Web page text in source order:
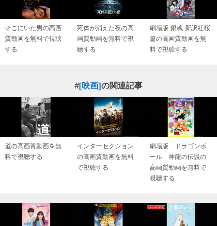
そこにいた男の高画
質動画を無料で視聴
する
死体が消えた夜の高
画質動画を無料で視
聴する
劇場版 銀魂 新訳紅桜
篇の高画質動画を無
料で視聴する
#[映画]の関連記事
道の高画質動画を無
料で視聴する
インターセクション
の高画質動画を無料
で視聴する
劇場版 ドラゴンボ
ール 神龍の伝説の
高画質動画を無料で
視聴する